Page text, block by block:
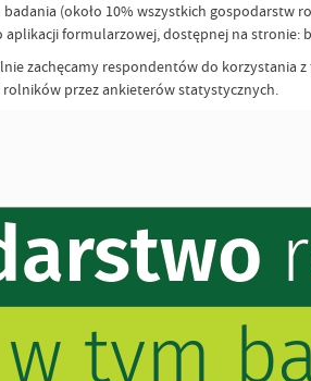
(około 10% wszystkich gospodarstw
formularzowej, dostępnej na stronie:
zachęcamy respondentów do korzystania
rolników przez ankieterów statystycznych.